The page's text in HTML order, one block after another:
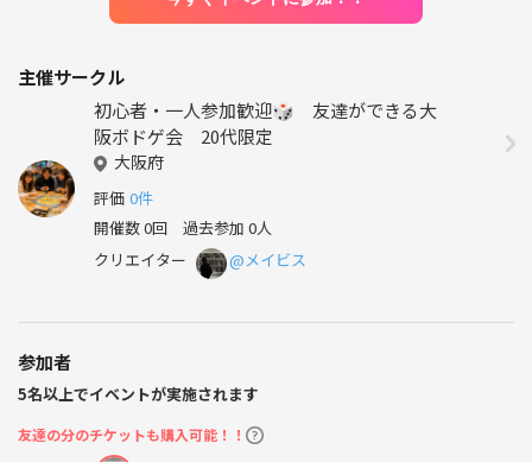
主催サークル
初心者・一人参加歓迎🎲 友達ができる大
阪ボドゲ会 20代限定
大阪府
評価 0件
開催数 0回 過去参加 0人
クリエイター
@メイビス
参加者
5名以上でイベントが実施されます
友達の分のチケットも購入可能！！